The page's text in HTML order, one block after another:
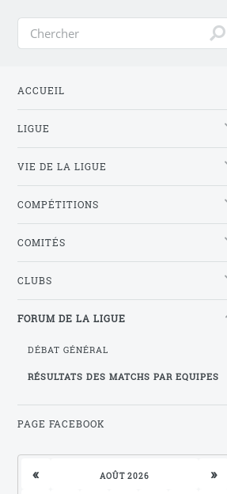
ACCUEIL
LIGUE
VIE DE LA LIGUE
COMPÉTITIONS
COMITÉS
CLUBS
FORUM DE LA LIGUE
DÉBAT GÉNÉRAL
RÉSULTATS DES MATCHS PAR EQUIPES
PAGE FACEBOOK
« AOÛT 2026 »